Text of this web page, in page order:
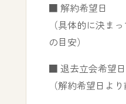
■ 解約希望日
（具体的に決ま
の目安）
■ 退去立会希望日
（解約希望日よ